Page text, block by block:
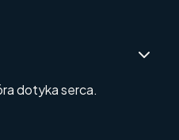
dotyka serca.